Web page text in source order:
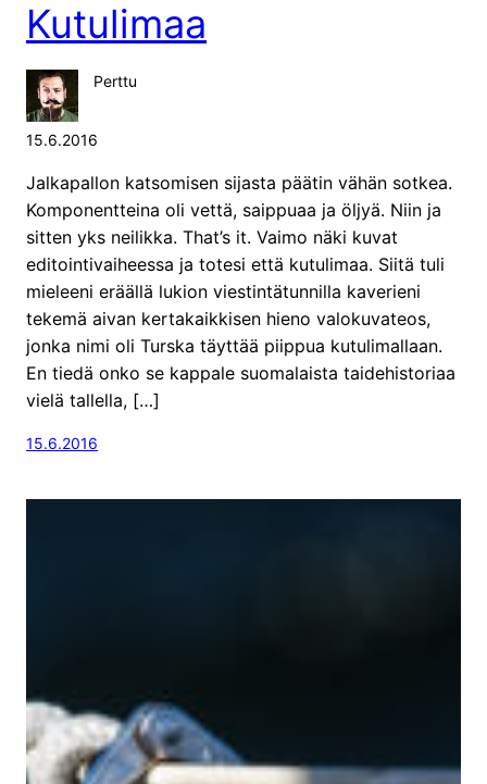
Kutulimaa
Perttu
15.6.2016
Jalkapallon katsomisen sijasta päätin vähän sotkea.
Komponentteina oli vettä, saippuaa ja öljyä. Niin ja
sitten yks neilikka. That’s it. Vaimo näki kuvat
editointivaiheessa ja totesi että kutulimaa. Siitä tuli
mieleeni eräällä lukion viestintätunnilla kaverieni
tekemä aivan kertakaikkisen hieno valokuvateos,
jonka nimi oli Turska täyttää piippua kutulimallaan.
En tiedä onko se kappale suomalaista taidehistoriaa
vielä tallella, […]
15.6.2016